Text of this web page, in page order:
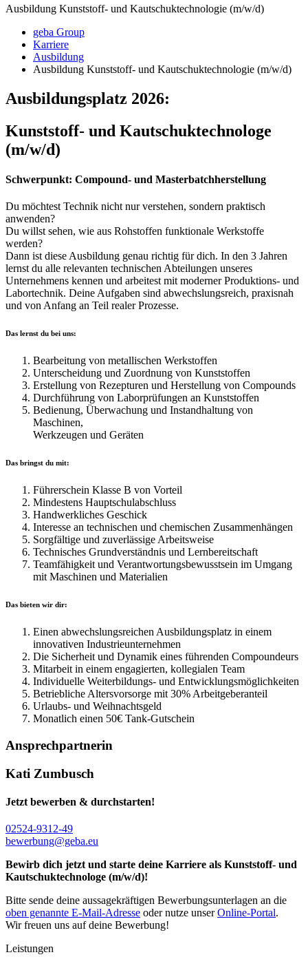
Ausbildung Kunststoff- und Kautschuktechnologie (m/w/d)
geba Group
Karriere
Ausbildung
Ausbildung Kunststoff- und Kautschuktechnologie (m/w/d)
Ausbildungsplatz 2026:
Kunststoff- und Kautschuktechnologe
(m/w/d)
Schwerpunkt: Compound- und Masterbatchherstellung
Du möchtest Technik nicht nur verstehen, sondern praktisch
anwenden?
Du willst sehen, wie aus Rohstoffen funktionale Werkstoffe
werden?
Dann ist diese Ausbildung genau richtig für dich. In den 3 Jahren
lernst du alle relevanten technischen Abteilungen unseres
Unternehmens kennen und arbeitest mit moderner Produktions- und
Labortechnik. Deine Aufgaben sind abwechslungsreich, praxisnah
und von Anfang an Teil realer Prozesse.
Das lernst du bei uns:
Bearbeitung von metallischen Werkstoffen
Unterscheidung und Zuordnung von Kunststoffen
Erstellung von Rezepturen und Herstellung von Compounds
Durchführung von Laborprüfungen an Kunststoffen
Bedienung, Überwachung und Instandhaltung von
Maschinen,
Werkzeugen und Geräten
Das bringst du mit:
Führerschein Klasse B von Vorteil
Mindestens Hauptschulabschluss
Handwerkliches Geschick
Interesse an technischen und chemischen Zusammenhängen
Sorgfältige und zuverlässige Arbeitsweise
Technisches Grundverständnis und Lernbereitschaft
Teamfähigkeit und Verantwortungsbewusstsein im Umgang
mit Maschinen und Materialien
Das bieten wir dir:
Einen abwechslungsreichen Ausbildungsplatz in einem
innovativen Industrieunternehmen
Die Sicherheit und Dynamik eines führenden Compoundeurs
Mitarbeit in einem engagierten, kollegialen Team
Individuelle Weiterbildungs- und Entwicklungsmöglichkeiten
Betriebliche Altersvorsorge mit 30% Arbeitgeberanteil
Urlaubs- und Weihnachtsgeld
Monatlich einen 50€ Tank-Gutschein
Ansprechpartnerin
Kati Zumbusch
Jetzt bewerben & durchstarten!
02524-9312-49
bewerbung@geba.eu
Bewirb dich jetzt und starte deine Karriere als Kunststoff- und
Kautschuktechnologe (m/w/d)!
Bitte sende deine aussagekräftigen Bewerbungsunterlagen an die
oben genannte E-Mail-Adresse oder nutze unserOnline-Portal.
Wir freuen uns auf deine Bewerbung!
Leistungen